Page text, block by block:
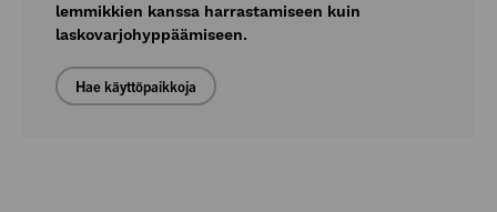
lemmikkien kanssa harrastamiseen kuin
laskovarjohyppäämiseen.
Hae käyttöpaikkoja